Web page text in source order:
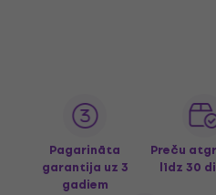
Pagarināta
garantija uz 3
gadiem
Preču
līdz 30